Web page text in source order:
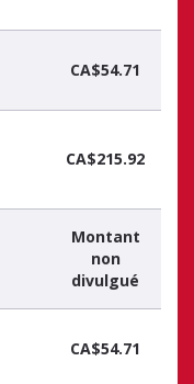
CA$54.71
CA$215.92
Montant
non
divulgué
CA$54.71